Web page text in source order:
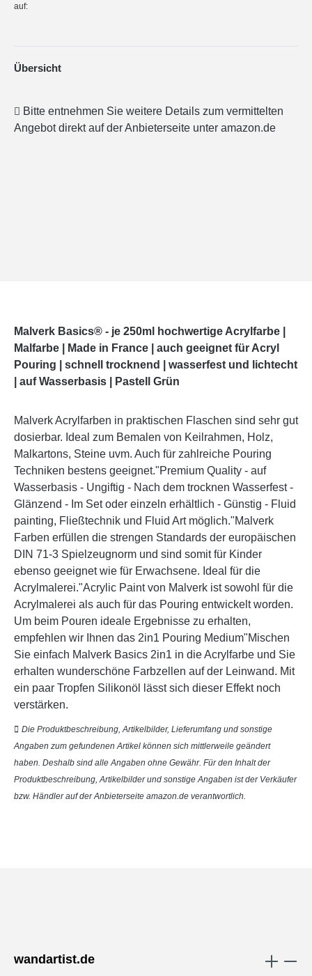
auf:
Übersicht
Bitte entnehmen Sie weitere Details zum vermittelten
Angebot direkt auf der Anbieterseite unter amazon.de
Malverk Basics® - je 250ml hochwertige Acrylfarbe |
Malfarbe | Made in France | auch geeignet für Acryl
Pouring | schnell trocknend | wasserfest und lichtecht
| auf Wasserbasis | Pastell Grün
Malverk Acrylfarben in praktischen Flaschen sind sehr gut
dosierbar. Ideal zum Bemalen von Keilrahmen, Holz,
Malkartons, Steine uvm. Auch für zahlreiche Pouring
Techniken bestens geeignet."Premium Quality - auf
Wasserbasis - Ungiftig - Nach dem trocknen Wasserfest -
Glänzend - Im Set oder einzeln erhältlich - Günstig - Fluid
painting, Fließtechnik und Fluid Art möglich."Malverk
Farben erfüllen die strengen Standards der europäischen
DIN 71-3 Spielzeugnorm und sind somit für Kinder
ebenso geeignet wie für Erwachsene. Ideal für die
Acrylmalerei."Acrylic Paint von Malverk ist sowohl für die
Acrylmalerei als auch für das Pouring entwickelt worden.
Um beim Pouren ideale Ergebnisse zu erhalten,
empfehlen wir Ihnen das 2in1 Pouring Medium"Mischen
Sie einfach Malverk Basics 2in1 in die Acrylfarbe und Sie
erhalten wunderschöne Farbzellen auf der Leinwand. Mit
ein paar Tropfen Silikonöl lässt sich dieser Effekt noch
verstärken.
Die Produktbeschreibung, Artikelbilder, Lieferumfang und sonstige
Angaben zum gefundenen Artikel können sich mittlerweile geändert
haben. Deshalb sind alle Angaben ohne Gewähr. Für den Inhalt der
Produktbeschreibung, Artikelbilder und sonstige Angaben ist der Verkäufer
bzw. Händler auf der Anbieterseite amazon.de verantwortlich.
wandartist.de